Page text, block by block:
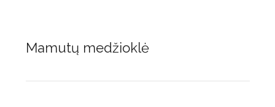
Mamutų medžioklė